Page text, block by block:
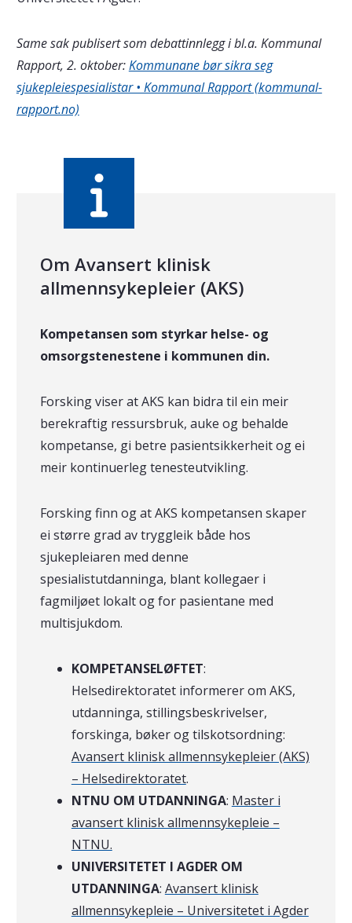
Same sak publisert som debattinnlegg i bl.a. Kommunal
Rapport, 2. oktober:Kommunane bør sikra seg
sjukepleiespesialistar • Kommunal Rapport (kommunal-
rapport.no)
Om Avansert klinisk
allmennsykepleier (AKS)
Kompetansen som styrkar helse- og
omsorgstenestene i kommunen din.
Forsking viser at AKS kan bidra til ein meir
berekraftig ressursbruk, auke og behalde
kompetanse, gi betre pasientsikkerheit og ei
meir kontinuerleg tenesteutvikling.
Forsking finn og at AKS kompetansen skaper
ei større grad av tryggleik både hos
sjukepleiaren med denne
spesialistutdanninga, blant kollegaer i
fagmiljøet lokalt og for pasientane med
multisjukdom.
KOMPETANSELØFTET:
Helsedirektoratet informerer om AKS,
utdanninga, stillingsbeskrivelser,
forskinga, bøker og tilskotsordning:
Avansert klinisk allmennsykepleier (AKS)
– Helsedirektoratet.
NTNU OM UTDANNINGA: Master i
avansert klinisk allmennsykepleie –
NTNU.
UNIVERSITETET I AGDER OM
UTDANNINGA: Avansert klinisk
allmennsykepleie – Universitetet i Agder